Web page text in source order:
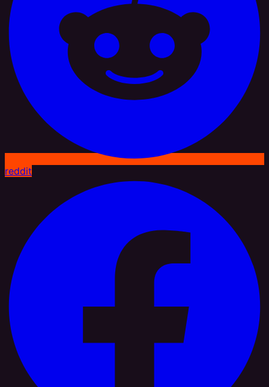
reddit